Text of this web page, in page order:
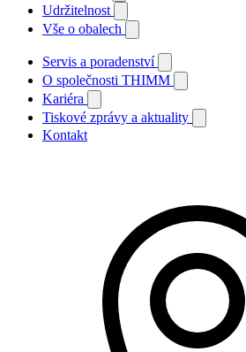
Udržitelnost
Vše o obalech
Servis a poradenství
O společnosti THIMM
Kariéra
Tiskové zprávy a aktuality
Kontakt